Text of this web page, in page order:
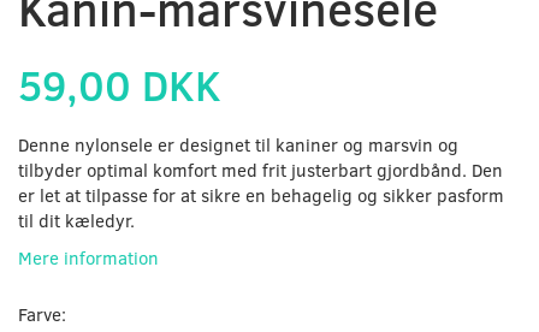
59,00 DKK
Denne nylonsele er designet til kaniner og marsvin og
tilbyder optimal komfort med frit justerbart gjordbånd. Den
er let at tilpasse for at sikre en behagelig og sikker pasform
til dit kæledyr.
Mere information
Farve: